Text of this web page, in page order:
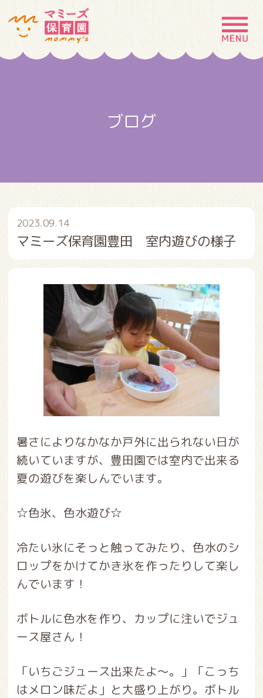
MENU
採用情報 お問い合わせ
ブログ
2023.09.14
マミーズ保育園豊田 室内遊びの様子
暑さによりなかなか戸外に出られない日が
続いていますが、豊田園では室内で出来る
夏の遊びを楽しんでいます。
☆色氷、色水遊び☆
冷たい氷にそっと触ってみたり、色水のシ
ロップをかけてかき氷を作ったりして楽し
んでいます！
ボトルに色水を作り、カップに注いでジュ
ース屋さん！
「いちごジュース出来たよ～。」「こっち
はメロン味だよ」と大盛り上がり。ボトル